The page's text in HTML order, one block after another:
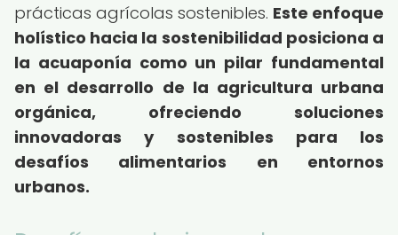
prácticas agrícolas sostenibles. Este enfoque
holístico hacia la sostenibilidad posiciona a
la acuaponía como un pilar fundamental
en el desarrollo de la agricultura urbana
orgánica, ofreciendo soluciones
innovadoras y sostenibles para los
desafíos alimentarios en entornos
urbanos.